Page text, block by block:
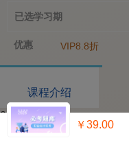
已选学习期
￥39.00
优惠 VIP8.8折
课程介绍
2023必考题